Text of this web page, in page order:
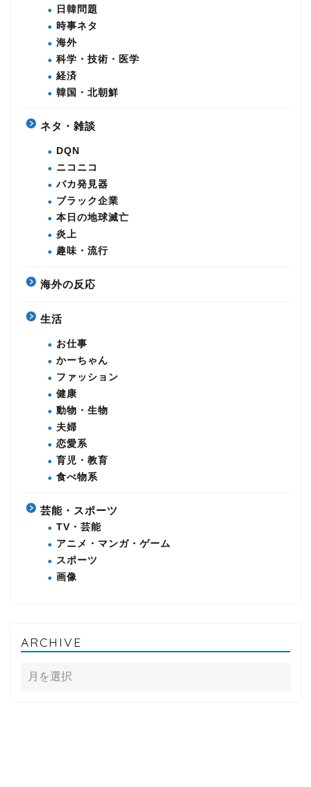
日韓問題
時事ネタ
海外
科学・技術・医学
経済
韓国・北朝鮮
ネタ・雑談
DQN
ニコニコ
バカ発見器
ブラック企業
本日の地球滅亡
炎上
趣味・流行
海外の反応
生活
お仕事
かーちゃん
ファッション
健康
動物・生物
夫婦
恋愛系
育児・教育
食べ物系
芸能・スポーツ
TV・芸能
アニメ・マンガ・ゲーム
スポーツ
画像
ARCHIVE